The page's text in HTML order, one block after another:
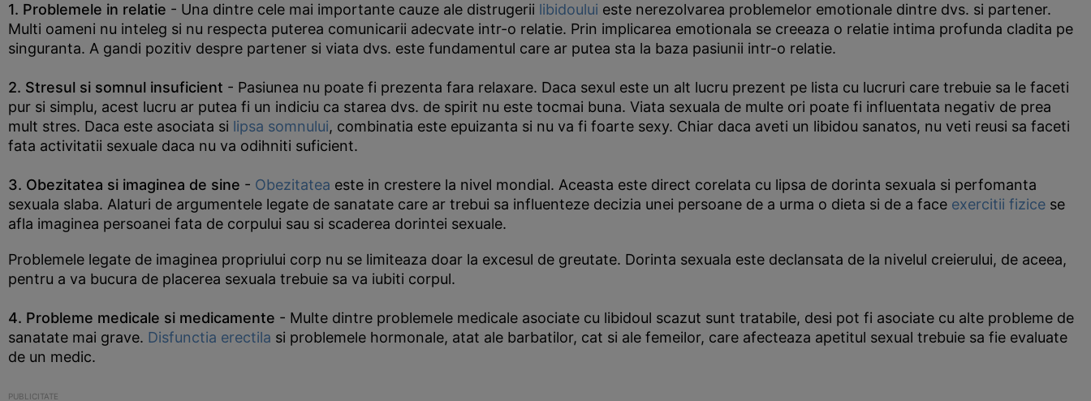
1. Problemele in relatie - Una dintre cele mai importante cauze ale distrugerii libidoului este nerezolvarea problemelor emotionale dintre dvs. si partener.
Multi oameni nu inteleg si nu respecta puterea comunicarii adecvate intr-o relatie. Prin implicarea emotionala se creeaza o relatie intima profunda cladita pe
singuranta. A gandi pozitiv despre partener si viata dvs. este fundamentul care ar putea sta la baza pasiunii intr-o relatie.
2. Stresul si somnul insuficient - Pasiunea nu poate fi prezenta fara relaxare. Daca sexul este un alt lucru prezent pe lista cu lucruri care trebuie sa le faceti
pur si simplu, acest lucru ar putea fi un indiciu ca starea dvs. de spirit nu este tocmai buna. Viata sexuala de multe ori poate fi influentata negativ de prea
mult stres. Daca este asociata si lipsa somnului, combinatia este epuizanta si nu va fi foarte sexy. Chiar daca aveti un libidou sanatos, nu veti reusi sa faceti
fata activitatii sexuale daca nu va odihniti suficient.
3. Obezitatea si imaginea de sine - Obezitatea este in crestere la nivel mondial. Aceasta este direct corelata cu lipsa de dorinta sexuala si perfomanta
sexuala slaba. Alaturi de argumentele legate de sanatate care ar trebui sa influenteze decizia unei persoane de a urma o dieta si de a face exercitii fizice se
afla imaginea persoanei fata de corpului sau si scaderea dorintei sexuale.
Problemele legate de imaginea propriului corp nu se limiteaza doar la excesul de greutate. Dorinta sexuala este declansata de la nivelul creierului, de aceea,
pentru a va bucura de placerea sexuala trebuie sa va iubiti corpul.
4. Probleme medicale si medicamente - Multe dintre problemele medicale asociate cu libidoul scazut sunt tratabile, desi pot fi asociate cu alte probleme de
sanatate mai grave. Disfunctia erectila si problemele hormonale, atat ale barbatilor, cat si ale femeilor, care afecteaza apetitul sexual trebuie sa fie evaluate
de un medic.